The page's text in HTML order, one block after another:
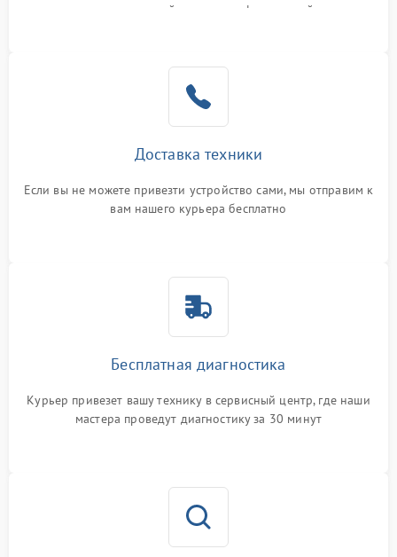
или оставить свой номер телефона на сайте
Доставка техники
Если вы не можете привезти устройство сами, мы отправим к
вам нашего курьера бесплатно
Бесплатная диагностика
Курьер привезет вашу технику в сервисный центр, где наши
мастера проведут диагностику за 30 минут